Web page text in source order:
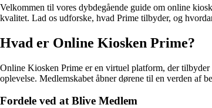
Velkommen til vores dybdegående guide om online
kvalitet. Lad os udforske, hvad Prime tilbyder, og
Hvad er Online Kiosken Prime?
Online Kiosken Prime er en virtuel platform, der
oplevelse. Medlemskabet åbner dørene til en verden af
Fordele ved at Blive Medlem